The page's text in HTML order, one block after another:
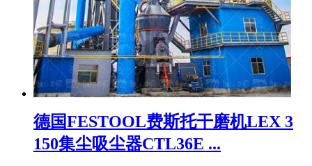
德国FESTOOL费斯托干磨机LEX 3
150集尘吸尘器CTL36E ...